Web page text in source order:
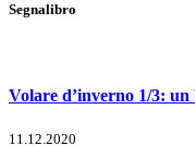
Segnalibro
Volare d’inverno 1/3: un
11.12.2020